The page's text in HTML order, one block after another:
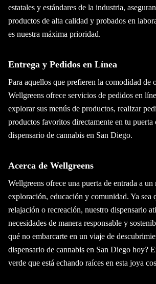
estatales y estándares de la industria,
productos de alta calidad y probados en
es nuestra máxima prioridad.
Entrega y Pedidos en Línea
Para aquellos que prefieren la comodidad de
Wellgreens ofrece servicios de pedidos en
explorar sus menús de productos, realizar
productos favoritos directamente en tu puerta
dispensario de cannabis en San Diego.
Acerca de Wellgreens
Wellgreens ofrece una puerta de entrada a un
exploración, educación y comunidad. Ya sea
relajación o recreación, nuestro dispensario
necesidades de manera responsable y
qué no embarcarte en un viaje de
dispensario de cannabis en San Diego hoy?
verde que está echando raíces en esta joya